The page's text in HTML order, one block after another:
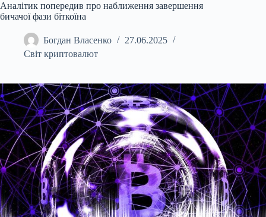
Аналітик попередив про наближення завершення
бичачої фази біткоїна
Богдан Власенко
27.06.2025
Світ криптовалют